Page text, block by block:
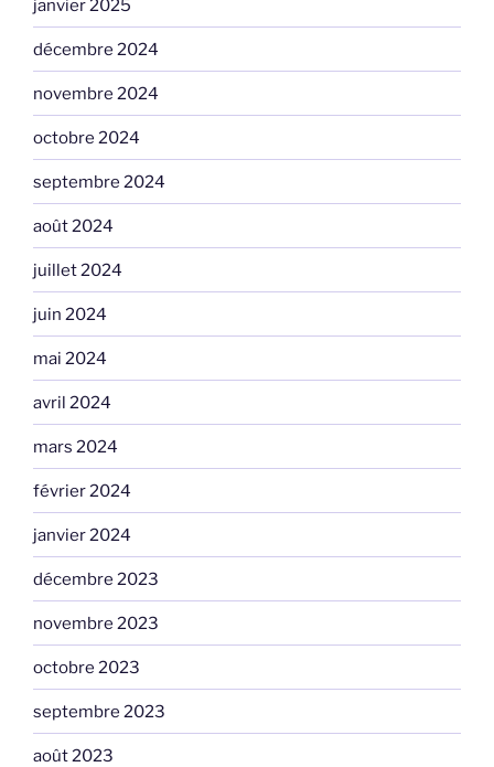
janvier 2025
décembre 2024
novembre 2024
octobre 2024
septembre 2024
août 2024
juillet 2024
juin 2024
mai 2024
avril 2024
mars 2024
février 2024
janvier 2024
décembre 2023
novembre 2023
octobre 2023
septembre 2023
août 2023